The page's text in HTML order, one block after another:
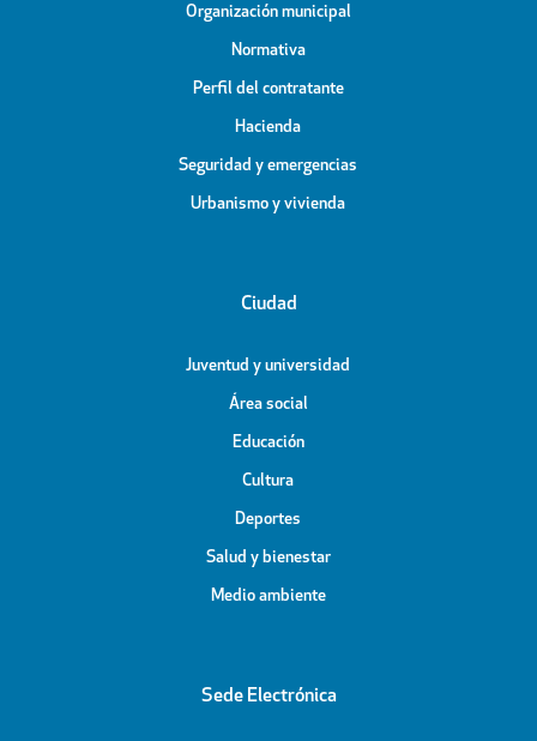
Organización municipal
Normativa
Perfil del contratante
Hacienda
Seguridad y emergencias
Urbanismo y vivienda
Ciudad
Juventud y universidad
Área social
Educación
Cultura
Deportes
Salud y bienestar
Medio ambiente
Sede Electrónica